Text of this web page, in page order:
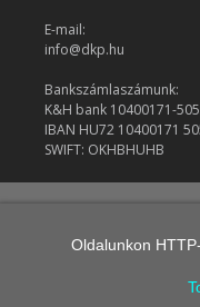
E-mail:
info@dkp.hu
Bankszámlaszámunk:
K&H bank 10400171-
IBAN HU72 10400171
SWIFT: OKHBHUHB
Oldalunkon